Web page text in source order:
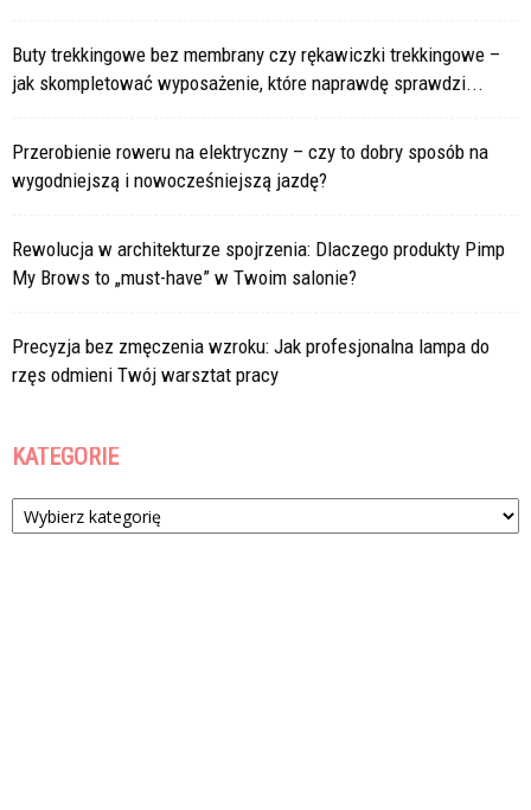
Buty trekkingowe bez membrany czy rękawiczki trekkingowe –
jak skompletować wyposażenie, które naprawdę sprawdzi...
Przerobienie roweru na elektryczny – czy to dobry sposób na
wygodniejszą i nowocześniejszą jazdę?
Rewolucja w architekturze spojrzenia: Dlaczego produkty Pimp
My Brows to „must-have” w Twoim salonie?
Precyzja bez zmęczenia wzroku: Jak profesjonalna lampa do
rzęs odmieni Twój warsztat pracy
KATEGORIE
Kategorie